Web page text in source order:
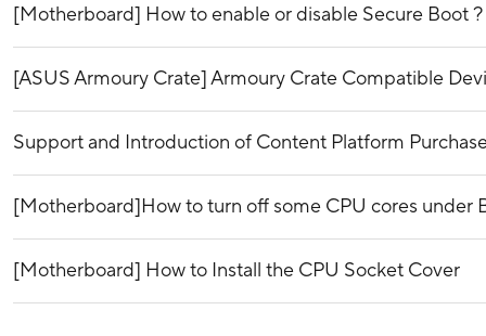
[Motherboard] How to enable or disable Secure Boot ?
[ASUS Armoury Crate] Armoury Crate Compatible
Support and Introduction of Content Platform
[Motherboard]How to turn off some CPU cores under
[Motherboard] How to Install the CPU Socket Cover